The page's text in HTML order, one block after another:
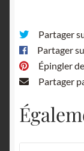
Partager
Partager
Épingler
Partager